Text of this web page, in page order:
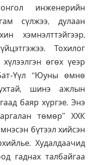
инженерийн
сүлжээ, дулаан
хэмнэлттэйгээр,
Тохилог
өгөх үеэр
Үүл “Юуны өмнө
шинэ ажлын
баяр хүргэе. Энэ
төмөр” ХХК
бүтээл хийсэн
Худалдаачид
гаднах талбайгаа